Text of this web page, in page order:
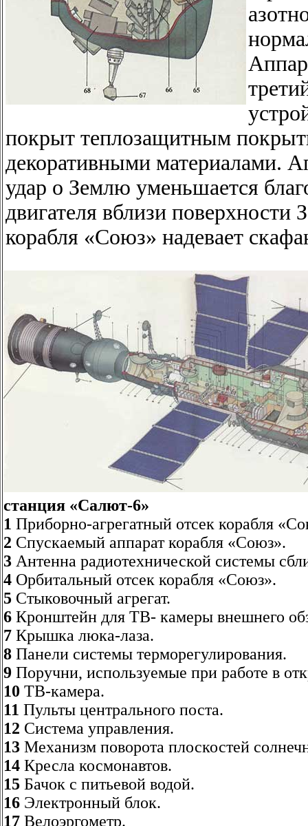
покрыт теплозащитным
декоративными материалами.
удар о Землю уменьшается
двигателя вблизи
корабля «Союз» надевает
станция «Салют-6»
1 Приборно-агрегатный отсек корабля
2 Спускаемый аппарат корабля «Союз».
3 Антенна радиотехнической системы
4 Орбитальный отсек корабля «Союз».
5 Стыковочный агрегат.
6 Кронштейн для ТВ- камеры внешнего
7 Крышка люка-лаза.
8 Панели системы терморегулирования.
9 Поручни, используемые при работе в
10 ТВ-камера.
11 Пульты центрального поста.
12 Система управления.
13 Механизм поворота плоскостей
14 Кресла космонавтов.
15 Бачок с питьевой водой.
16 Электронный блок.
17 Велоэргометр.